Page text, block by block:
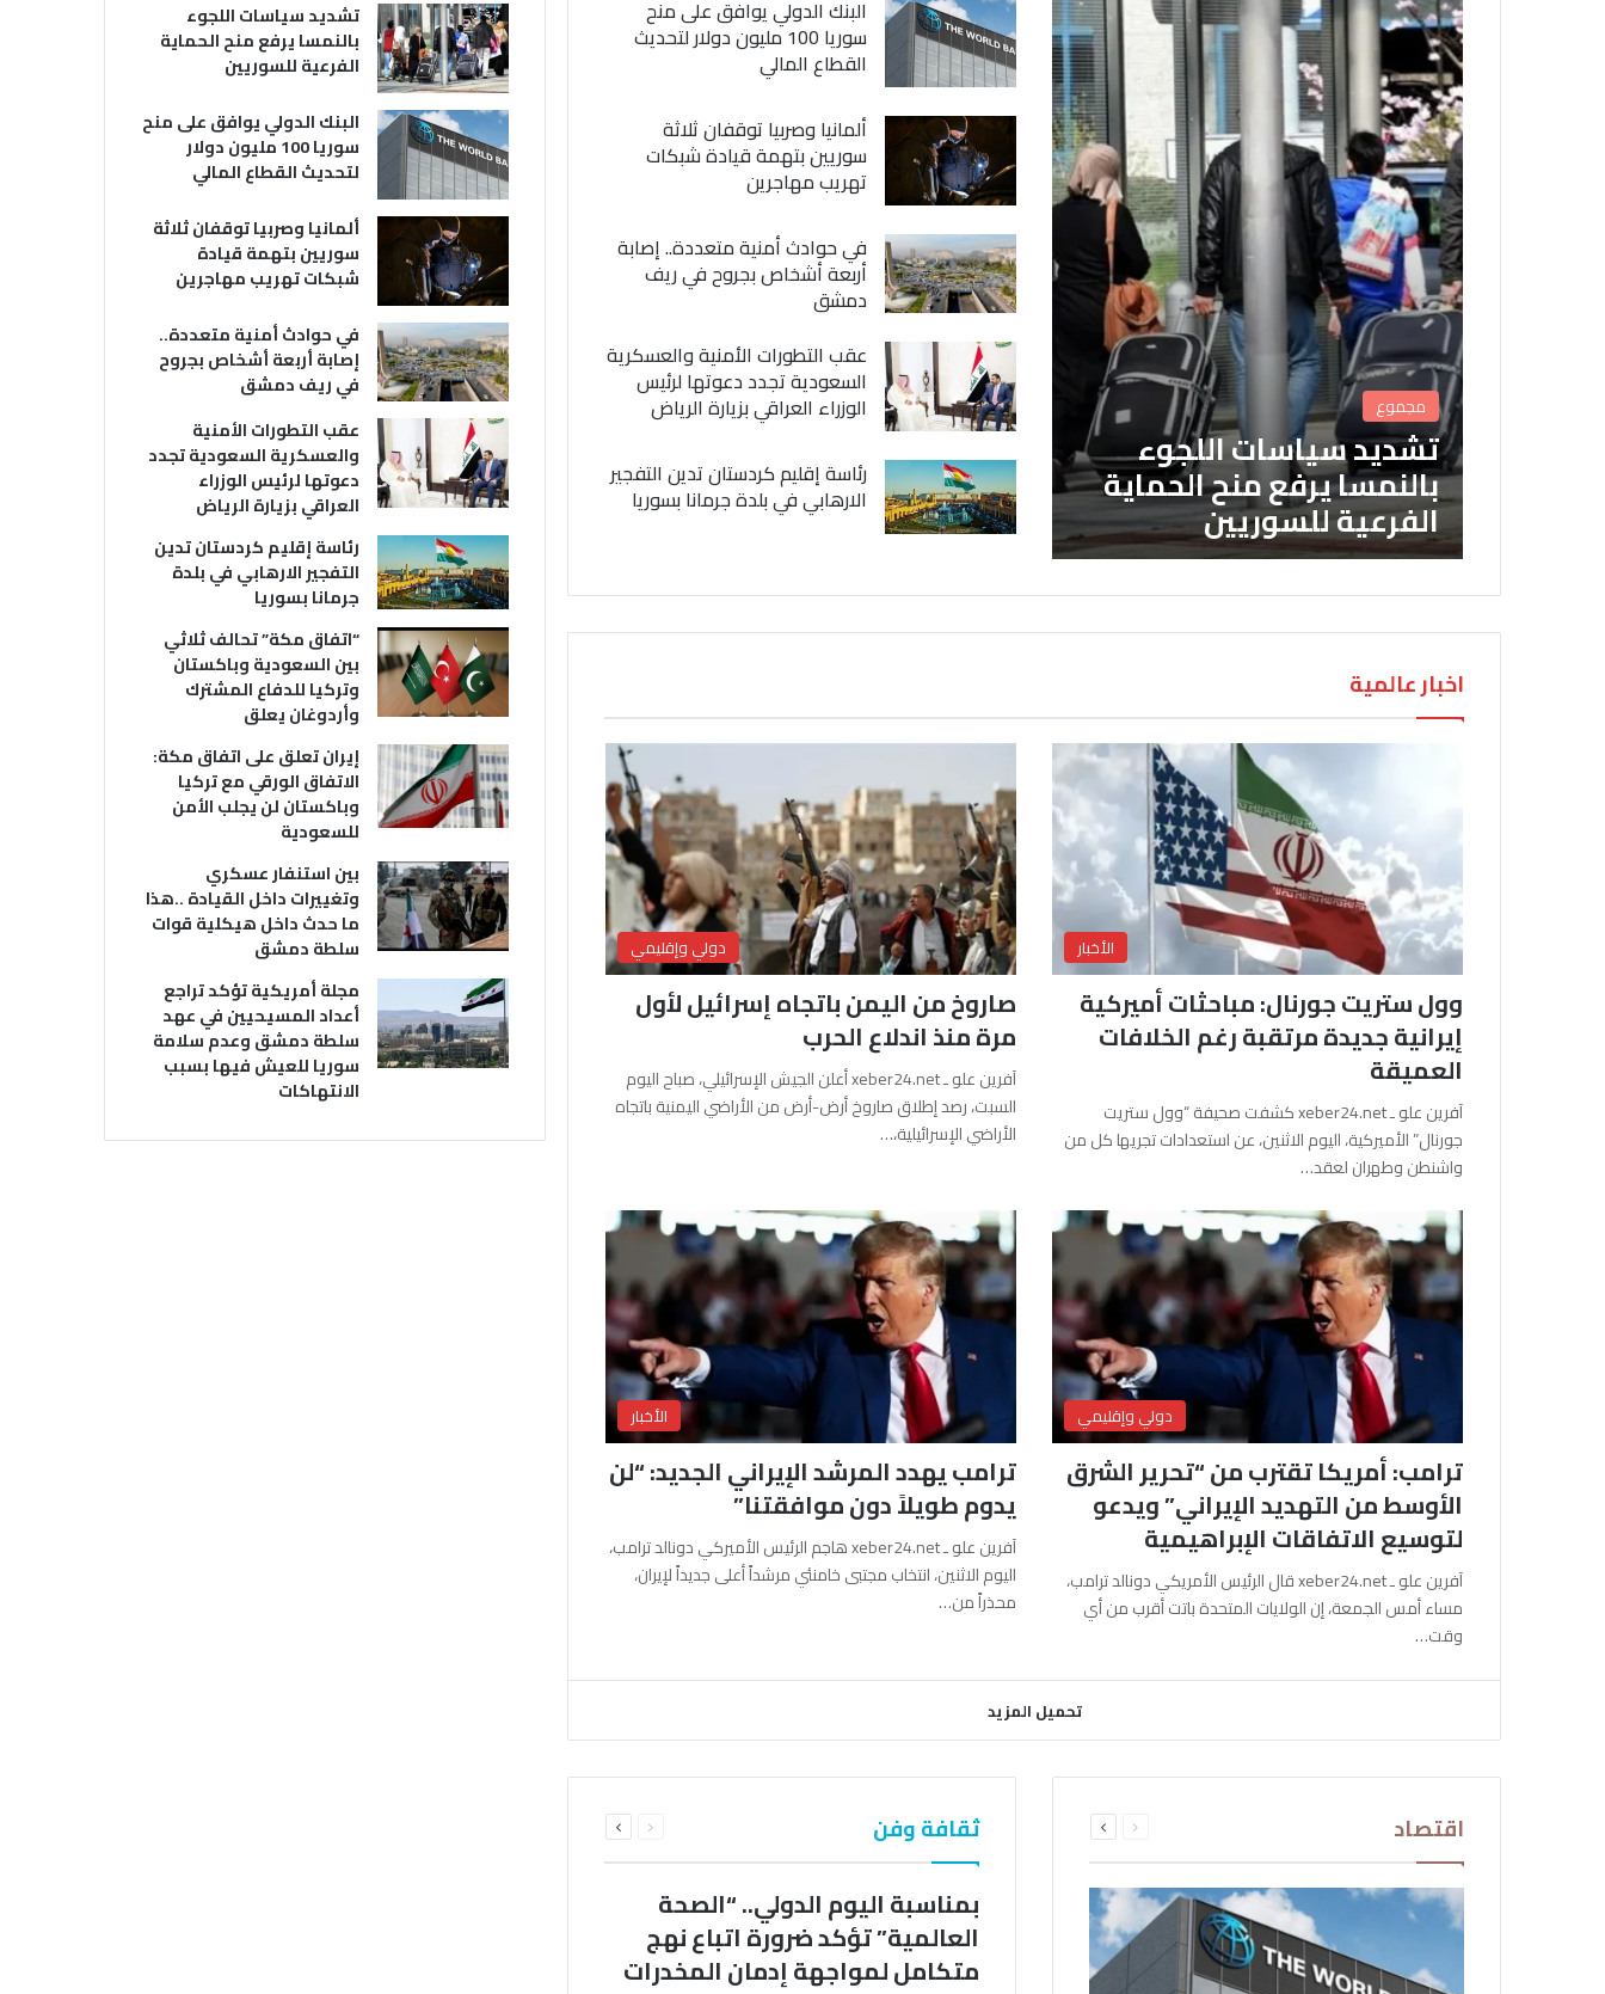
مجموع
تشديد سياسات اللجوء
بالنمسا يرفع منح الحماية
الفرعية للسوريين
البنك الدولي يوافق على منح
سوريا 100 مليون دولار لتحديث
القطاع المالي
ألمانيا وصربيا توقفان ثلاثة
سوريين بتهمة قيادة شبكات
تهريب مهاجرين
في حوادث أمنية متعددة.. إصابة
أربعة أشخاص بجروح في ريف
دمشق
عقب التطورات الأمنية والعسكرية
السعودية تجدد دعوتها لرئيس
الوزراء العراقي بزيارة الرياض
رئاسة إقليم كردستان تدين التفجير
الارهابي في بلدة جرمانا بسوريا
اخبار عالمية
الأخبار
وول ستريت جورنال: مباحثات أميركية
إيرانية جديدة مرتقبة رغم الخلافات
العميقة
آفرين علو ـ xeber24.net كشفت صحيفة “وول ستريت
جورنال” الأميركية، اليوم الاثنين، عن استعدادات تجريها كل من
واشنطن وطهران لعقد…
دولي وإقليمي
صاروخ من اليمن باتجاه إسرائيل لأول
مرة منذ اندلاع الحرب
آفرين علو ـ xeber24.net أعلن الجيش الإسرائيلي، صباح اليوم
السبت، رصد إطلاق صاروخ أرض-أرض من الأراضي اليمنية باتجاه
الأراضي الإسرائيلية،…
دولي وإقليمي
ترامب: أمريكا تقترب من “تحرير الشرق
الأوسط من التهديد الإيراني” ويدعو
لتوسيع الاتفاقات الإبراهيمية
آفرين علو ـ xeber24.net قال الرئيس الأمريكي دونالد ترامب،
مساء أمس الجمعة، إن الولايات المتحدة باتت أقرب من أي
وقت…
الأخبار
ترامب يهدد المرشد الإيراني الجديد: “لن
يدوم طويلاً دون موافقتنا”
آفرين علو ـ xeber24.net هاجم الرئيس الأميركي دونالد ترامب،
اليوم الاثنين، انتخاب مجتبى خامنئي مرشداً أعلى جديداً لإيران،
محذراً من…
تحميل المزيد
اقتصاد الصفحةالصفحة
ثقافة وفن الصفحةالصفحة
بمناسبة اليوم الدولي.. “الصحة
العالمية” تؤكد ضرورة اتباع نهج
متكامل لمواجهة إدمان المخدرات
تشديد سياسات اللجوء
بالنمسا يرفع منح الحماية
الفرعية للسوريين
البنك الدولي يوافق على منح
سوريا 100 مليون دولار
لتحديث القطاع المالي
ألمانيا وصربيا توقفان ثلاثة
سوريين بتهمة قيادة
شبكات تهريب مهاجرين
في حوادث أمنية متعددة..
إصابة أربعة أشخاص بجروح
في ريف دمشق
عقب التطورات الأمنية
والعسكرية السعودية تجدد
دعوتها لرئيس الوزراء
العراقي بزيارة الرياض
رئاسة إقليم كردستان تدين
التفجير الارهابي في بلدة
جرمانا بسوريا
“اتفاق مكة” تحالف ثلاثي
بين السعودية وباكستان
وتركيا للدفاع المشترك
وأردوغان يعلق
إيران تعلق على اتفاق مكة:
الاتفاق الورقي مع تركيا
وباكستان لن يجلب الأمن
للسعودية
بين استنفار عسكري
وتغييرات داخل القيادة ..هذا
ما حدث داخل هيكلية قوات
سلطة دمشق
مجلة أمريكية تؤكد تراجع
أعداد المسيحيين في عهد
سلطة دمشق وعدم سلامة
سوريا للعيش فيها بسبب
الانتهاكات